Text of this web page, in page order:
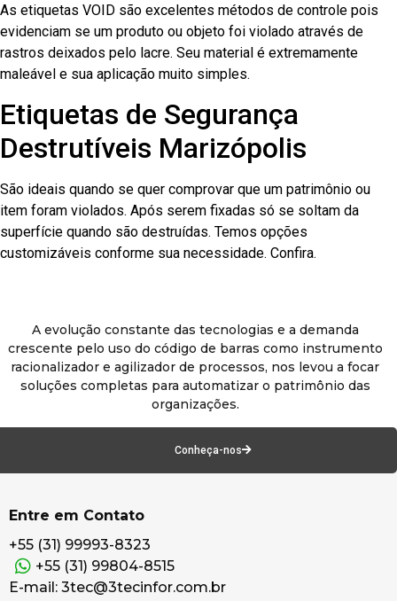
As etiquetas VOID são excelentes métodos de controle pois
evidenciam se um produto ou objeto foi violado através de
rastros deixados pelo lacre. Seu material é extremamente
maleável e sua aplicação muito simples.
Etiquetas de Segurança
Destrutíveis Marizópolis
São ideais quando se quer comprovar que um patrimônio ou
item foram violados. Após serem fixadas só se soltam da
superfície quando são destruídas. Temos opções
customizáveis conforme sua necessidade. Confira.
A evolução constante das tecnologias e a demanda
crescente pelo uso do código de barras como instrumento
racionalizador e agilizador de processos, nos levou a focar
soluções completas para automatizar o patrimônio das
organizações.
Conheça-nos
Entre em Contato
+55 (31) 99993-8323
+55 (31) 99804-8515
E-mail: 3tec@3tecinfor.com.br